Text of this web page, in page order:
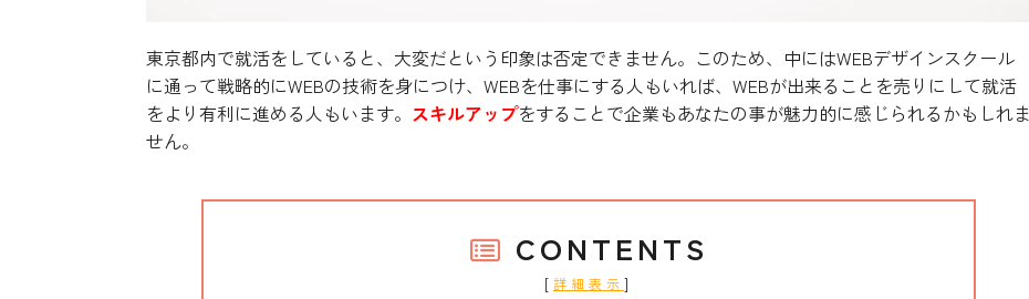
東京都内で就活をしていると、大変だという印象は否定できません。このため、中にはWEBデザインスクール
に通って戦略的にWEBの技術を身につけ、WEBを仕事にする人もいれば、WEBが出来ることを売りにして就活
をより有利に進める人もいます。 スキルアップをすることで企業もあなたの事が魅力的に感じられるかもしれま
せん。
CONTENTS
[ 詳細表示 ]